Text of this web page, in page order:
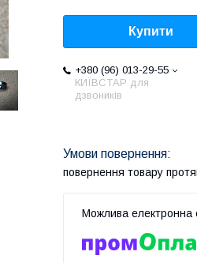
Купити
+380 (96) 013-29-55
КИЇВСТАР для
дзвоників
повернення товару